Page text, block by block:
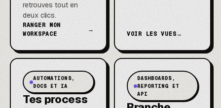
retrouves tout en
deux clics.
RANGER MON
WORKSPACE
→
VOIR LES VUES→
AUTOMATIONS,
DOCS ET IA
Tes process
DASHBOARDS,
REPORTING ET
API